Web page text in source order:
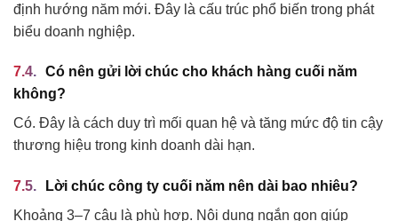
định hướng năm mới. Đây là cấu trúc phổ biến trong phát
biểu doanh nghiệp.
Có nên gửi lời chúc cho khách hàng cuối năm
không?
Có. Đây là cách duy trì mối quan hệ và tăng mức độ tin cậy
thương hiệu trong kinh doanh dài hạn.
Lời chúc công ty cuối năm nên dài bao nhiêu?
Khoảng 3–7 câu là phù hợp. Nội dung ngắn gọn giúp